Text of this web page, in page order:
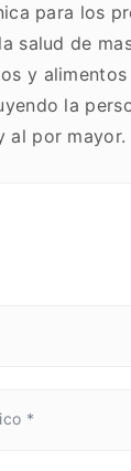
para los
salud de
y
la
al por mayor.